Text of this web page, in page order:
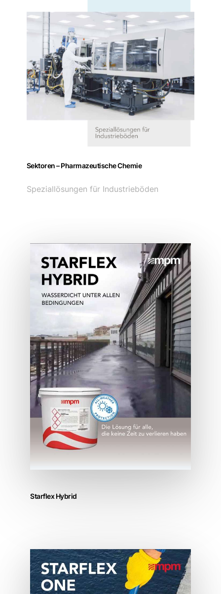
Sektoren – Pharmazeutische Chemie
Speziallösungen für Industrieböden
Starflex Hybrid